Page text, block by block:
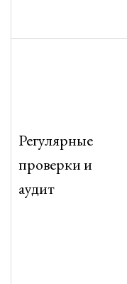
Регулярные
проверки и
аудит